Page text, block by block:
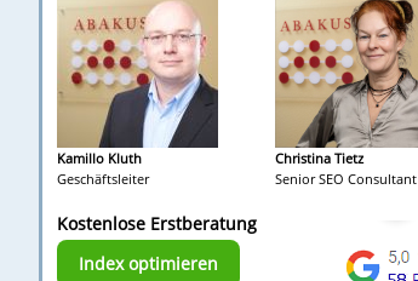
Kamillo Kluth
Geschäftsleiter
Christina Tietz
Senior SEO Consultant
Kostenlose Erstberatung
Index optimieren